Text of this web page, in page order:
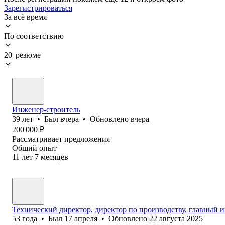
Зарегистрироваться
За всё время
По соответствию
20 резюме
Инженер-строитель
39 лет • Был вчера • Обновлено вчера
200 000 ₽
Рассматривает предложения
Общий опыт
11 лет 7 месяцев
Технический директор, директор по производству, главный
53 года • Был 17 апреля • Обновлено 22 августа 2025